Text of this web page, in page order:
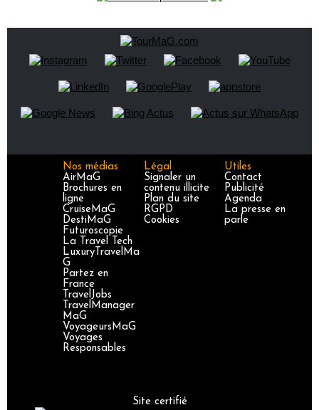
Nos médias
AirMaG
Brochures en
ligne
CruiseMaG
DestiMaG
Futuroscopie
La Travel Tech
LuxuryTravelMa
G
Partez en
France
TravelJobs
TravelManager
MaG
VoyageursMaG
Voyages
Responsables
Légal
Signaler un
contenu illicite
Plan du site
RGPD
Cookies
Utiles
Contact
Publicité
Agenda
La presse en
parle
Site certifié